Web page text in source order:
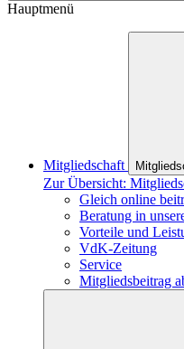
Hauptmenü
Mitgliedschaft
Zur Übersicht:
Gleich online
Beratung in
Vorteile und
VdK-Zeitung
Service
Mitgliedsbeitrag